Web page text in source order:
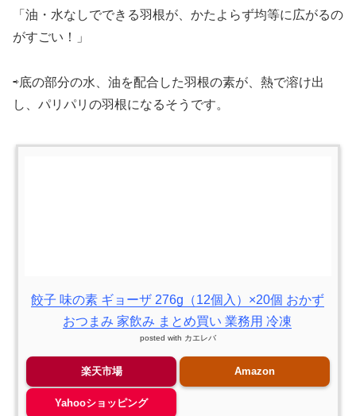
「油・水なしでできる羽根が、かたよらず均等に広がるの
がすごい！」
⇨底の部分の水、油を配合した羽根の素が、熱で溶け出
し、パリパリの羽根になるそうです。
餃子 味の素 ギョーザ 276g（12個入）×20個 おかず
おつまみ 家飲み まとめ買い 業務用 冷凍
posted with カエレバ
楽天市場 Amazon
Yahooショッピング